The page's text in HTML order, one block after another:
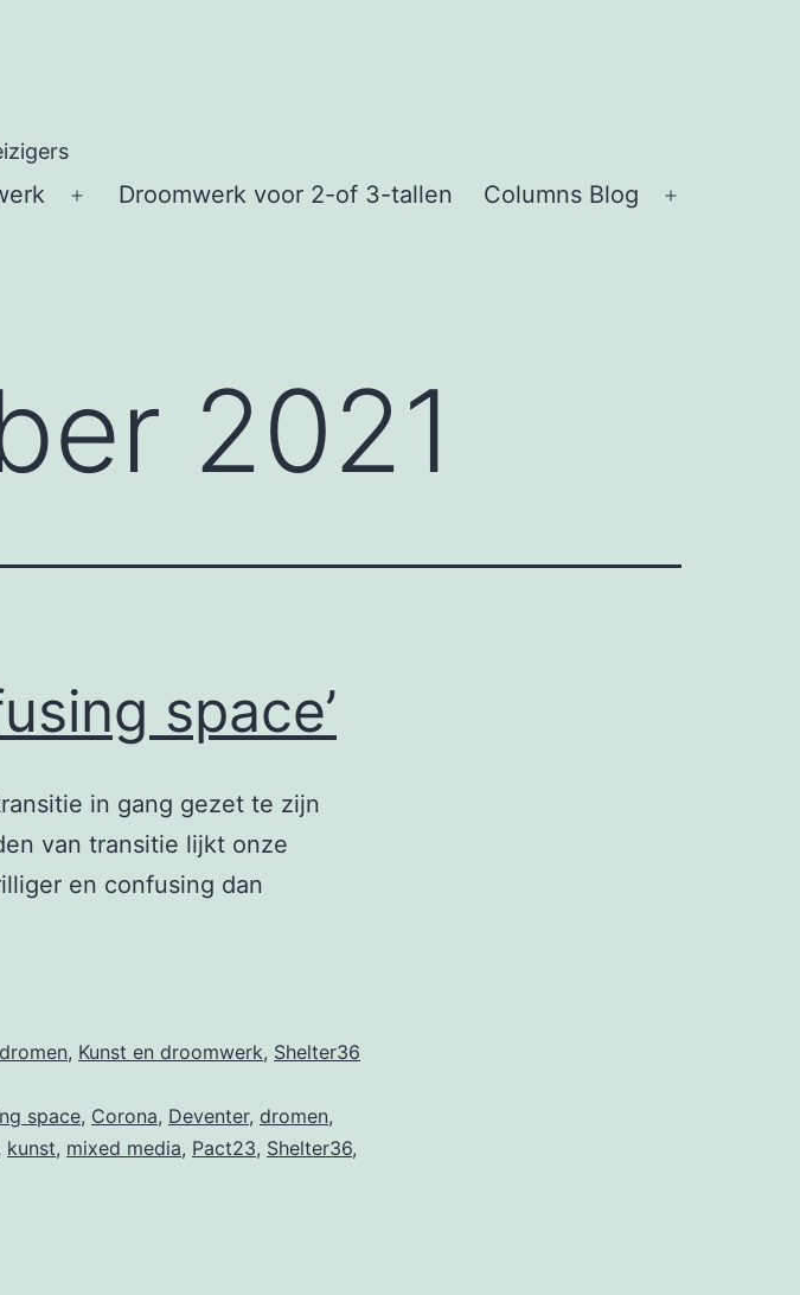
Open
Droomwerk voor 2-of 3-tallen Columns Blog
2021
space’
in gang gezet te zijn
van transitie lijkt onze
en confusing dan
, Kunst en droomwerk, Shelter36
space, Corona, Deventer, dromen,
kunst, mixed media, Pact23, Shelter36,